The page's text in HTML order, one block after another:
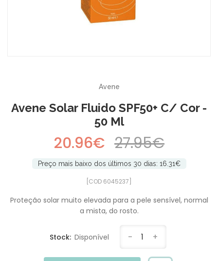
Avene
Avene Solar Fluido SPF50+ C/ Cor -
50 Ml
20.96€ 27.95€
Preço mais baixo dos últimos 30 dias: 16.31€
[COD 6045237]
Proteção solar muito elevada para a pele sensível, normal
a mista, do rosto.
Stock: Disponível - 1 +